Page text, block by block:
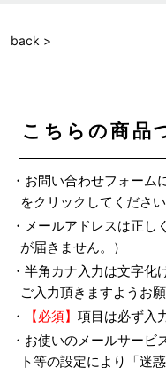
back >
こちらの商品
・お問い合わせフォー
をクリックしてください
・メールアドレスは正
が届きません。）
・半角カナ入力は文字
ご入力頂きますようお願
・
【必須】項目は必ず入
・お使いのメールサービ
ト等の設定により「迷